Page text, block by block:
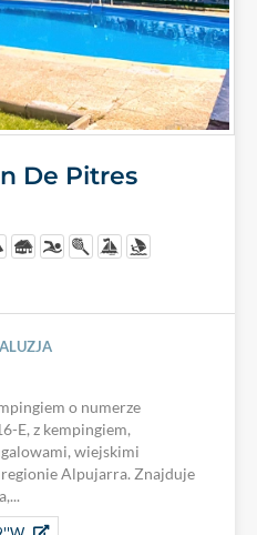
De Pitres
o numerze
E, z kempingiem,
wiejskimi
Alpujarra. Znajduje